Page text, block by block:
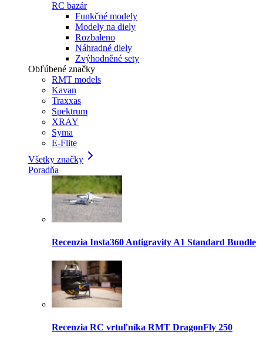
RC bazár
Funkčné modely
Modely na diely
Rozbaleno
Náhradné diely
Zvýhodněné sety
Obľúbené značky
RMT models
Kavan
Traxxas
Spektrum
XRAY
Syma
E-Flite
Všetky značky
Poradňa
Recenzia Insta360 Antigravity A1 Standard Bundle
Recenzia RC vrtuľníka RMT DragonFly 250